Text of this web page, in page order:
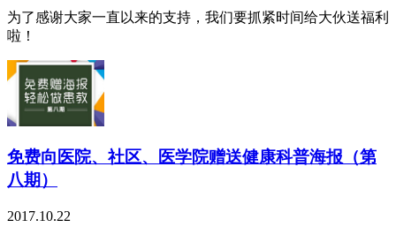
为了感谢大家一直以来的支持，我们要抓紧时间给大伙送福利
啦！
免费向医院、社区、医学院赠送健康科普海报（第
八期）
2017.10.22